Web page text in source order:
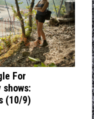
For
(10/9)